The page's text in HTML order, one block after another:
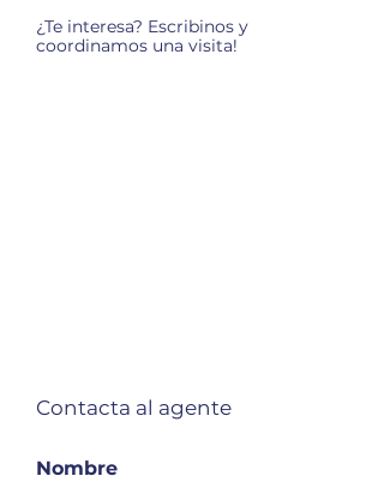
¿Te interesa? Escribinos y
coordinamos una visita!
Contacta al agente